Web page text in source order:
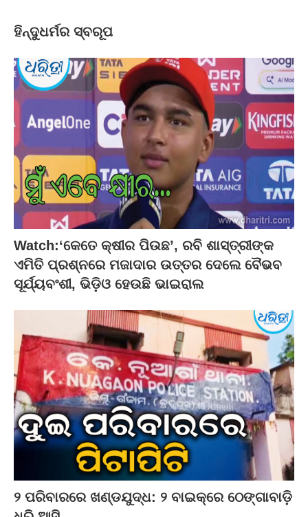
ହିନ୍ଦୁଧର୍ମର ସ୍ବରୂପ
Watch:‘କେତେ କ୍ଷୀର ପିଉଛ’, ରବି ଶାସ୍ତ୍ରୀଙ୍କ
ଏମିତି ପ୍ରଶ୍ନରେ ମଜାଦାର ଉତ୍ତର ଦେଲେ ବୈଭବ
ସୂର୍ଯ୍ୟବଂଶୀ, ଭିଡ଼ିଓ ହେଉଛି ଭାଇରାଲ
୨ ପରିବାରରେ ଖଣ୍ଡଯୁଦ୍ଧ: ୨ ବାଇକ୍‌ରେ ଠେଙ୍ଗାବାଡ଼ି